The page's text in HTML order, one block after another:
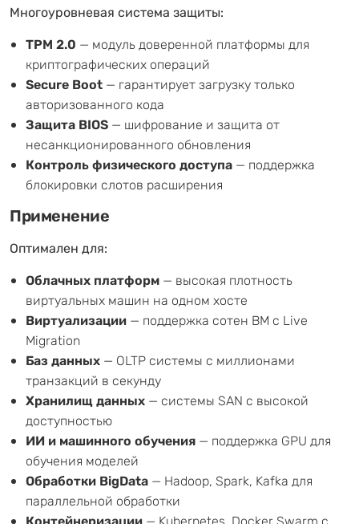
Многоуровневая система защиты:
TPM 2.0 — модуль доверенной платформы для
криптографических операций
Secure Boot — гарантирует загрузку только
авторизованного кода
Защита BIOS — шифрование и защита от
несанкционированного обновления
Контроль физического доступа — поддержка
блокировки слотов расширения
Применение
Оптимален для:
Облачных платформ — высокая плотность
виртуальных машин на одном хосте
Виртуализации — поддержка сотен ВМ с Live
Migration
Баз данных — OLTP системы с миллионами
транзакций в секунду
Хранилищ данных — системы SAN с высокой
доступностью
ИИ и машинного обучения — поддержка GPU для
обучения моделей
Обработки BigData — Hadoop, Spark, Kafka для
параллельной обработки